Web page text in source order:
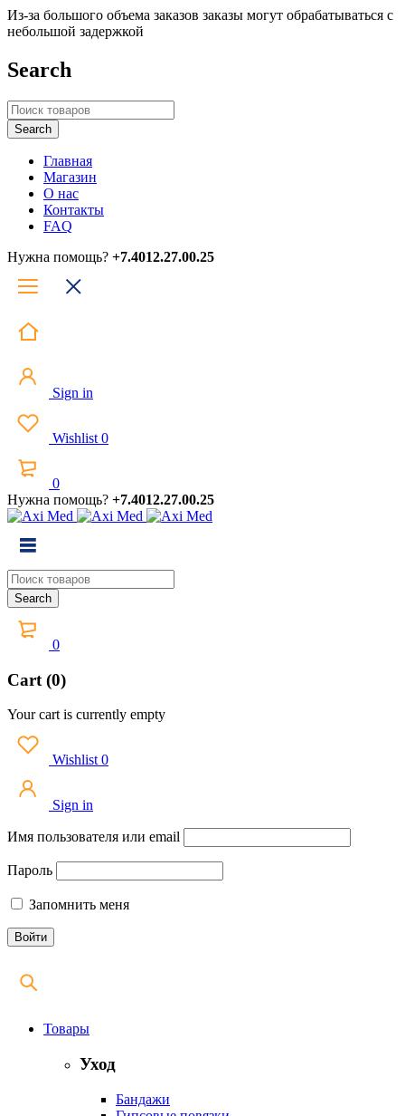
Из-за большого объема заказов заказы могут обрабатываться с
небольшой задержкой
Search
Главная
Магазин
О нас
Контакты
FAQ
Нужна помощь? +7.4012.27.00.25
Sign in
Wishlist 0
0
Нужна помощь? +7.4012.27.00.25
0
Cart (0)
Your cart is currently empty
Wishlist 0
Sign in
Имя пользователя или email
Пароль
Запомнить меня
Товары
Уход
Бандажи